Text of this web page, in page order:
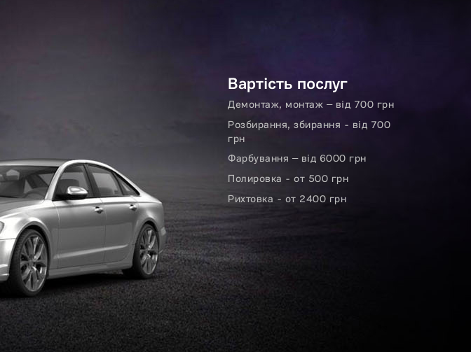
Вартість послуг
Демонтаж, монтаж – від 700 грн
Розбирання, збирання - від 700
грн
Фарбування – від 6000 грн
Полировка - от 500 грн
Рихтовка - от 2400 грн